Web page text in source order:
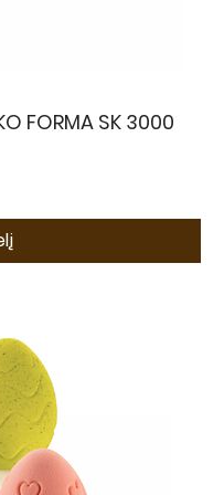
FORMA SK 3000